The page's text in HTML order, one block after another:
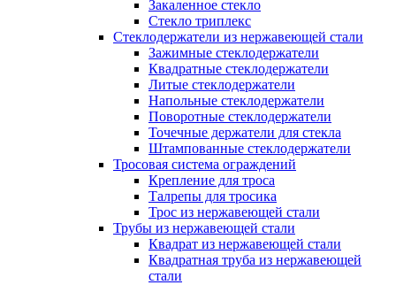
Закаленное стекло
Стекло триплекс
Стеклодержатели из нержавеющей стали
Зажимные стеклодержатели
Квадратные стеклодержатели
Литые стеклодержатели
Напольные стеклодержатели
Поворотные стеклодержатели
Точечные держатели для стекла
Штампованные стеклодержатели
Тросовая система ограждений
Крепление для троса
Талрепы для тросика
Трос из нержавеющей стали
Трубы из нержавеющей стали
Квадрат из нержавеющей стали
Квадратная труба из нержавеющей
стали